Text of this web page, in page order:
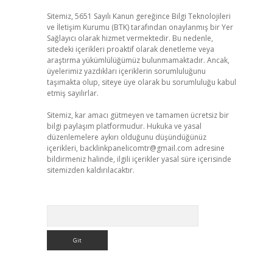
Sitemiz, 5651 Sayılı Kanun gereğince Bilgi Teknolojileri
ve İletişim Kurumu (BTK) tarafından onaylanmış bir Yer
Sağlayıcı olarak hizmet vermektedir. Bu nedenle,
sitedeki içerikleri proaktif olarak denetleme veya
araştırma yükümlülüğümüz bulunmamaktadır. Ancak,
üyelerimiz yazdıkları içeriklerin sorumluluğunu
taşımakta olup, siteye üye olarak bu sorumluluğu kabul
etmiş sayılırlar.
Sitemiz, kar amacı gütmeyen ve tamamen ücretsiz bir
bilgi paylaşım platformudur. Hukuka ve yasal
düzenlemelere aykırı olduğunu düşündüğünüz
içerikleri, backlinkpanelicomtr@gmail.com adresine
bildirmeniz halinde, ilgili içerikler yasal süre içerisinde
sitemizden kaldırılacaktır.